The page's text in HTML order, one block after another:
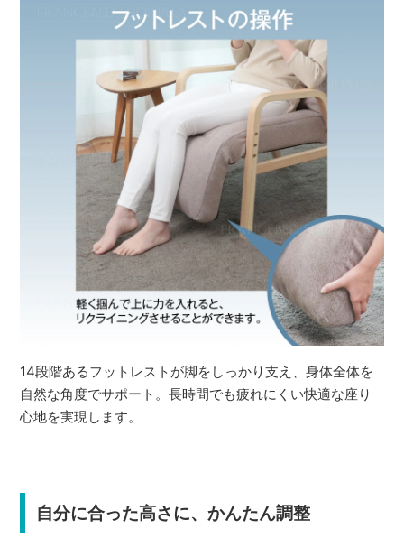
14段階あるフットレストが脚をしっかり支え、身体全体を
自然な角度でサポート。長時間でも疲れにくい快適な座り
心地を実現します。
自分に合った高さに、かんたん調整